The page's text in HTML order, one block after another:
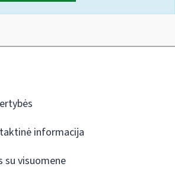
informacija
su visuomene